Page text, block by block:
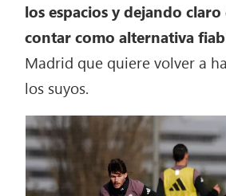
los espacios y dejando
contar como alternativa
Madrid que quiere volver a
los suyos.